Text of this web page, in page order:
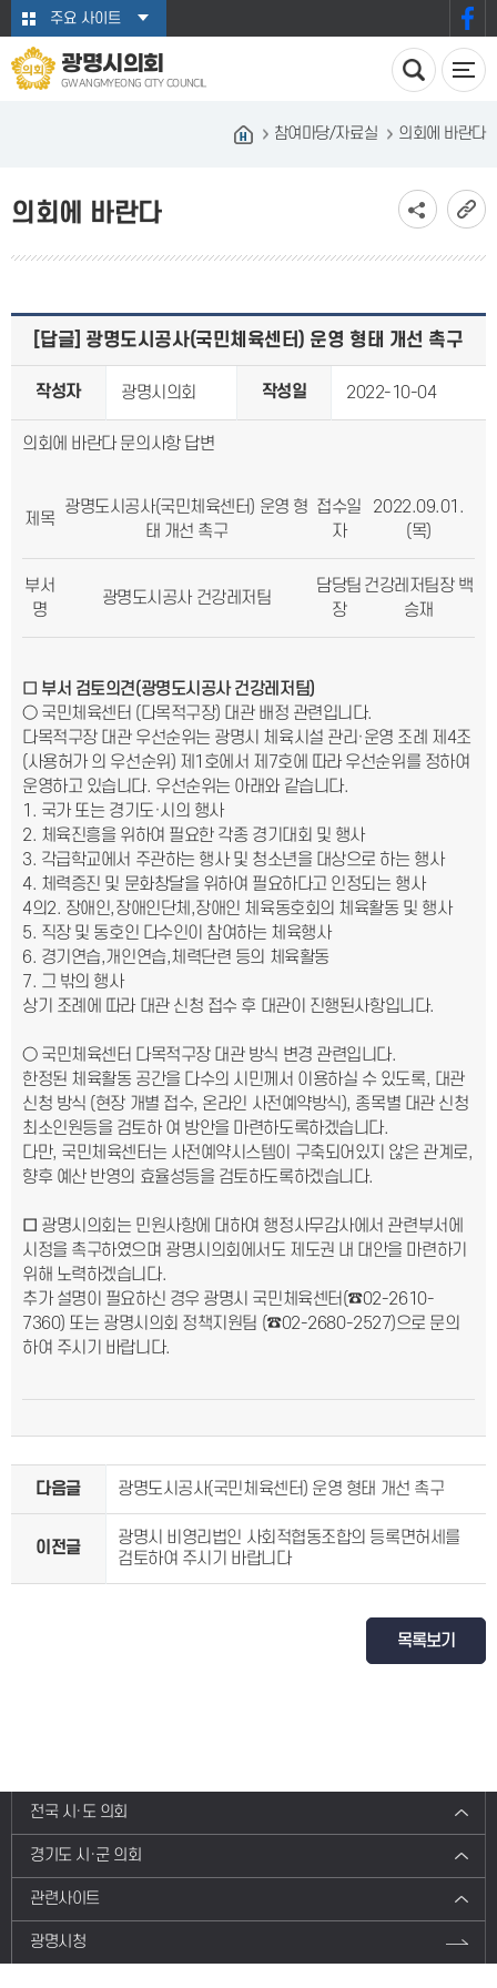
본문바로가기주요 사이트
광명시의회
GWANGMYEONG CITY COUNCIL
참여마당/자료실 의회에 바란다
의회에 바란다
[답글] 광명도시공사(국민체육센터) 운영 형태 개선 촉구
작성자 광명시의회 작성일 2022-10-04
의회에 바란다 문의사항 답변
제목
광명도시공사(국민체육센터) 운영 형
태 개선 촉구
접수일
자
2022.09.01.
(목)
부서
명
광명도시공사 건강레저팀
담당팀
장
건강레저팀장 백
승재
□ 부서 검토의견(광명도시공사 건강레저팀)
○ 국민체육센터 (다목적구장) 대관 배정 관련입니다.
다목적구장 대관 우선순위는 광명시 체육시설 관리·운영 조례 제4조
(사용허가 의 우선순위) 제1호에서 제7호에 따라 우선순위를 정하여
운영하고 있습니다. 우선순위는 아래와 같습니다.
1. 국가 또는 경기도·시의 행사
2. 체육진흥을 위하여 필요한 각종 경기대회 및 행사
3. 각급학교에서 주관하는 행사 및 청소년을 대상으로 하는 행사
4. 체력증진 및 문화창달을 위하여 필요하다고 인정되는 행사
4의2. 장애인,장애인단체,장애인 체육동호회의 체육활동 및 행사
5. 직장 및 동호인 다수인이 참여하는 체육행사
6. 경기연습,개인연습,체력단련 등의 체육활동
7. 그 밖의 행사
상기 조례에 따라 대관 신청 접수 후 대관이 진행된사항입니다.
○ 국민체육센터 다목적구장 대관 방식 변경 관련입니다.
한정된 체육활동 공간을 다수의 시민께서 이용하실 수 있도록, 대관
신청 방식 (현장 개별 접수, 온라인 사전예약방식), 종목별 대관 신청
최소인원등을 검토하 여 방안을 마련하도록하겠습니다.
다만, 국민체육센터는 사전예약시스템이 구축되어있지 않은 관계로,
향후 예산 반영의 효율성등을 검토하도록하겠습니다.
□ 광명시의회는 민원사항에 대하여 행정사무감사에서 관련부서에
시정을 촉구하였으며 광명시의회에서도 제도권 내 대안을 마련하기
위해 노력하겠습니다.
추가 설명이 필요하신 경우 광명시 국민체육센터(☎02-2610-
7360) 또는 광명시의회 정책지원팀 (☎02-2680-2527)으로 문의
하여 주시기 바랍니다.
다음글 광명도시공사(국민체육센터) 운영 형태 개선 촉구
이전글
광명시 비영리법인 사회적협동조합의 등록면허세를
검토하여 주시기 바랍니다
목록보기
전국 시·도 의회
경기도 시·군 의회
관련사이트
광명시청